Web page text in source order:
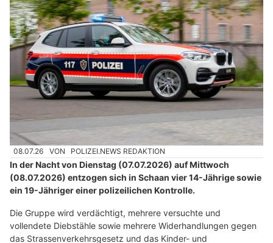
08.07.26 VON POLIZEI.NEWS REDAKTION
In der Nacht von Dienstag (07.07.2026) auf Mittwoch
(08.07.2026) entzogen sich in Schaan vier 14-Jährige sowie
ein 19-Jähriger einer polizeilichen Kontrolle.
Die Gruppe wird verdächtigt, mehrere versuchte und
vollendete Diebstähle sowie mehrere Widerhandlungen gegen
das Strassenverkehrsgesetz und das Kinder- und